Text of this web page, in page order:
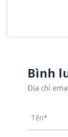
Bình
Địa chỉ